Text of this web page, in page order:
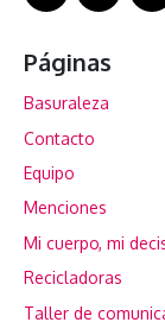
Páginas
Basuraleza
Contacto
Equipo
Menciones
Mi cuerpo, mi
Recicladoras
Taller de